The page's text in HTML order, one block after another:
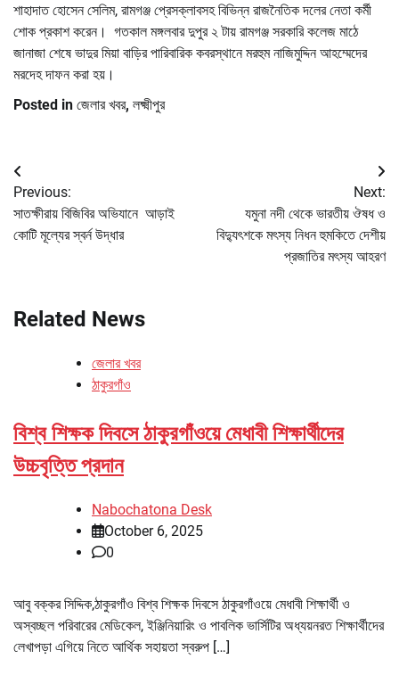
শাহাদাত হোসেন সেলিম, রামগঞ্জ প্রেসক্লাবসহ বিভিন্ন রাজনৈতিক দলের নেতা কর্মী
শোক প্রকাশ করেন। গতকাল মঙ্গলবার দুপুর ২ টায় রামগঞ্জ সরকারি কলেজ মাঠে
জানাজা শেষে ভাদুর মিয়া বাড়ির পারিবারিক কবরস্থানে মরহুম নাজিমুদ্দিন আহম্মেদের
মরদেহ দাফন করা হয়।
Posted in জেলার খবর, লক্ষ্মীপুর
Post
navigation
Previous:
সাতক্ষীরায় বিজিবির অভিযানে আড়াই
কোটি মূল্যের স্বর্ন উদ্ধার
Next:
যমুনা নদী থেকে ভারতীয় ঔষধ ও
বিদ্যুৎশকে মৎস্য নিধন হুমকিতে দেশীয়
প্রজাতির মৎস্য আহরণ
Related News
জেলার খবর
ঠাকুরগাঁও
বিশ্ব শিক্ষক দিবসে ঠাকুরগাঁওয়ে মেধাবী শিক্ষার্থীদের
উচ্চবৃত্তি প্রদান
Nabochatona Desk
October 6, 2025
0
আবু বক্কর সিদ্দিক,ঠাকুরগাঁও বিশ্ব শিক্ষক দিবসে ঠাকুরগাঁওয়ে মেধাবী শিক্ষার্থী ও
অস্বচ্ছল পরিবারের মেডিকেল, ইঞ্জিনিয়ারিং ও পাবলিক ভার্সিটির অধ্যয়নরত শিক্ষার্থীদের
লেখাপড়া এগিয়ে নিতে আর্থিক সহায়তা স্বরুপ […]